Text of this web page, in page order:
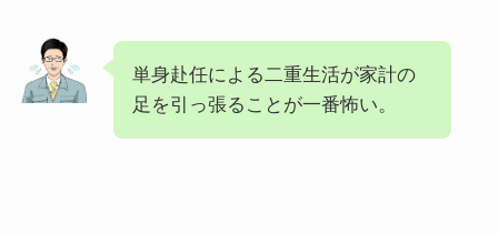
単身赴任による二重生活が家計の
足を引っ張ることが一番怖い。